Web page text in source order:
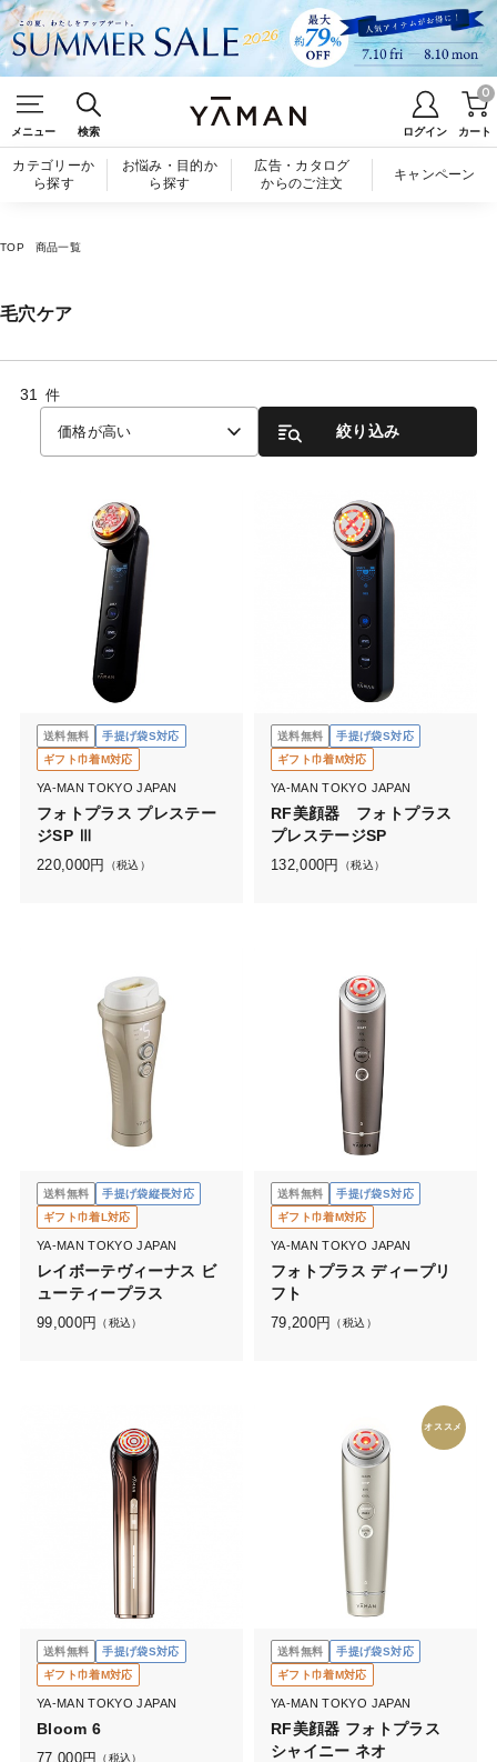
メニュー 検索 ログイン カート
0
カテゴリーか
ら探す
お悩み・目的か
ら探す
広告・カタログ
からのご注文
キャンペーン
TOP 商品一覧
毛穴ケア
31 件
価格が高い 絞り込み
送料無料
手提げ袋S対応
ギフト巾着M対応
YA-MAN TOKYO JAPAN
フォトプラス プレステー
ジSP Ⅲ
220,000円 （税込）
送料無料
手提げ袋S対応
ギフト巾着M対応
YA-MAN TOKYO JAPAN
RF美顔器 フォトプラス
プレステージSP
132,000円 （税込）
送料無料
手提げ袋縦長対応
ギフト巾着L対応
YA-MAN TOKYO JAPAN
レイボーテヴィーナス ビ
ューティープラス
99,000円 （税込）
送料無料
手提げ袋S対応
ギフト巾着M対応
YA-MAN TOKYO JAPAN
フォトプラス ディープリ
フト
79,200円 （税込）
送料無料
手提げ袋S対応
ギフト巾着M対応
YA-MAN TOKYO JAPAN
Bloom 6
77,000円 （税込）
オススメ
送料無料
手提げ袋S対応
ギフト巾着M対応
YA-MAN TOKYO JAPAN
RF美顔器 フォトプラス
シャイニー ネオ